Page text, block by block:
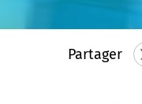
Partager